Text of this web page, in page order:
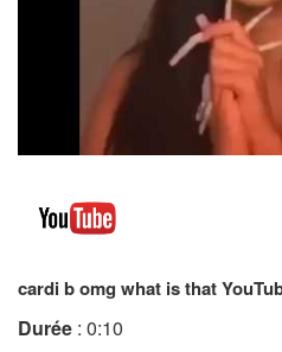
cardi b omg what is that
Durée : 0:10